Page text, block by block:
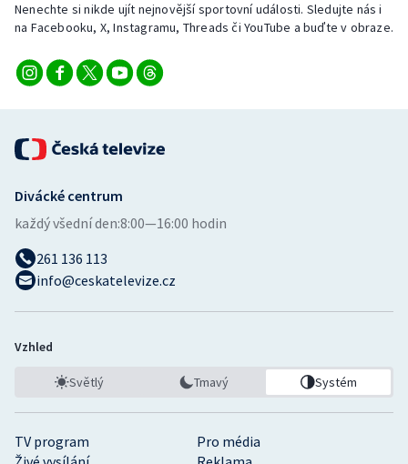
Nenechte si nikde ujít nejnovější sportovní události. Sledujte nás i
na Facebooku, X, Instagramu, Threads či YouTube a buďte v obraze.
TV program
Pro média
Divácké centrum
každý všední den:8:00—16:00 hodin
261 136 113
info@ceskatelevize.cz
Vzhled
Světlý Tmavý Systém